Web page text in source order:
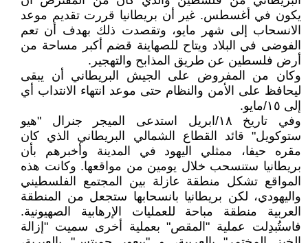
يكون في أغسطس. غير أن بريطانيا قررت تقديم موعد
الانسحاب إلى شهر مايو، وتقصدت ذلك بهدف أن تعم
الفوضى في البلاد ويتاح للصهاينة قضم أكبر مساحة من
أرض فلسطين عن طريق المذابح والتهجير.
وكان من المفروض على الجيش البريطاني أن يبقى
ليحافظ على الأمن والنظام حتى موعد انتهاء الانتداب أي
إلى ١٥/مايو.
وفي تاريخ ١٨/ابريل استدعى الميجر جنرال "هيو
ستوكويل" قائد القطاع الشمالي البريطاني الذي كان
مقره حيفا، ممثلي اليهود في المدينة وأخبرهم بأن
بريطانيا ستنسحب خلال يومين من مواقعها. وكانت هذه
المواقع تشكل منطقة عازلة بين المجتمع الفلسطيني
واليهودي، لكن بريطانيا بانسحابها ستجعل من المنطقة
العربية منطقة مباحة للعمليات الإرهابية الصهيونية.
فاستُبدِلت عملية "المقص" بعملية أخرى سميت "إزالة